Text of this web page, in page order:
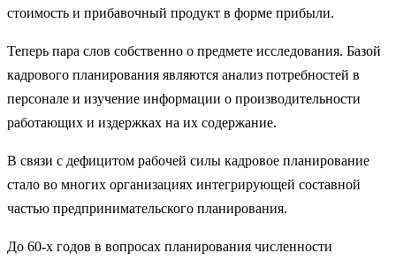
стоимость и прибавочный продукт в форме прибыли.
Теперь пара слов собственно о предмете исследования. Базой
кадрового планирования являются анализ потребностей в
персонале и изучение информации о производительности
работающих и издержках на их содержание.
В связи с дефицитом рабочей силы кадровое планирование
стало во многих организациях интегрирующей составной
частью предпринимательского планирования.
До 60-х годов в вопросах планирования численности